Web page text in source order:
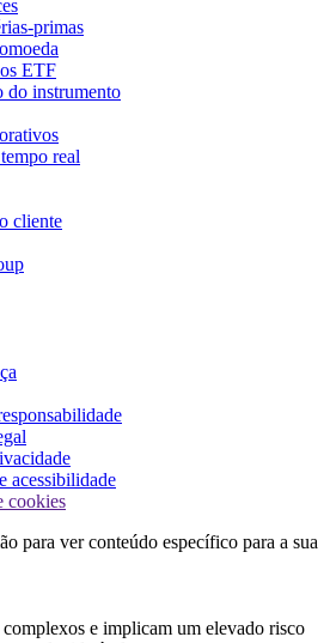
primas
ETF
do instrumento
real
cliente
acessibilidade
cookies
para ver conteúdo específico para a sua
e implicam um elevado risco